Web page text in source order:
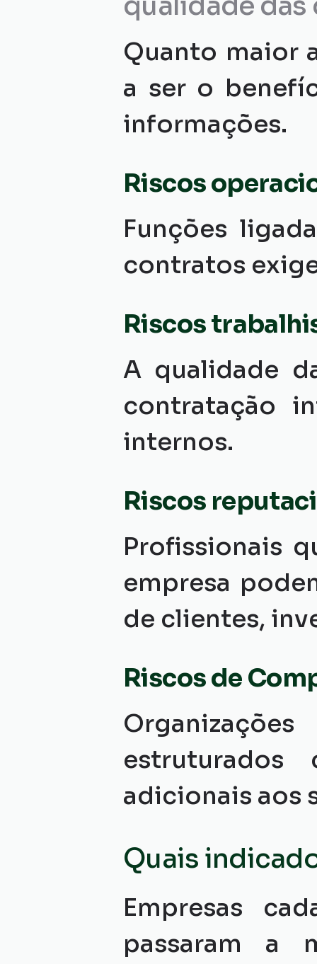
Quanto maior
a ser o
informações.
Riscos
Funções
contratos
Riscos
A qualidade
contratação
internos.
Riscos
Profissionais
empresa
de clientes,
Riscos de
estruturados
adicionais aos
Quais
Empresas
passaram a